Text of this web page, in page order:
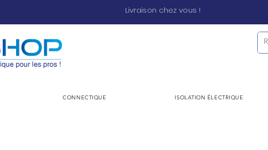
Livraison chez vous !
CONNECTIQUE ISOLATION ÉLECTRIQUE